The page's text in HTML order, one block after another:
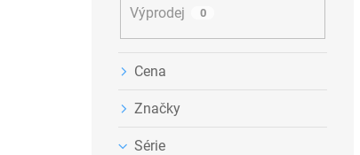
Výprodej 0
Cena
Značky
Série